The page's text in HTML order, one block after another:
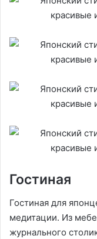
Гостиная
Гостиная для
медитации. Из
журнального